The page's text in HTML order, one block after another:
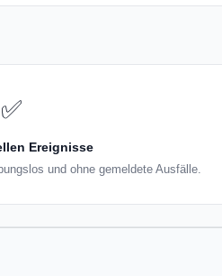
✅
Ereignisse
und ohne gemeldete Ausfälle.